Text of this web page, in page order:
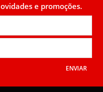
e promoções.
ENVIAR